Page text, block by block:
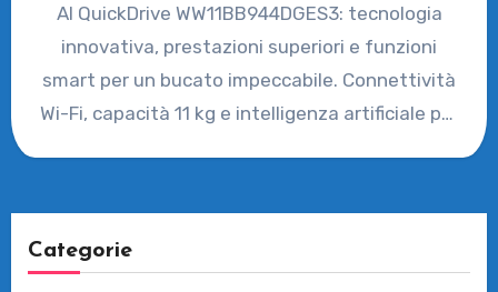
AI QuickDrive WW11BB944DGES3: tecnologia
innovativa, prestazioni superiori e funzioni
smart per un bucato impeccabile. Connettività
Wi-Fi, capacità 11 kg e intelligenza artificiale per
Categorie